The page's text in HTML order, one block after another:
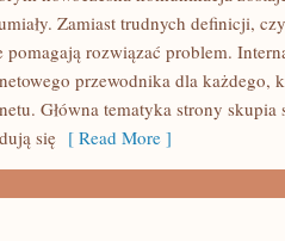
Zamiast trudnych definicji,
pomagają rozwiązać problem.
przewodnika dla każdego,
Główna tematyka strony
się [ Read More ]